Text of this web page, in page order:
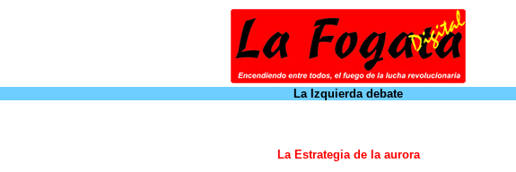
La Izquierda debate
La Estrategia de la aurora